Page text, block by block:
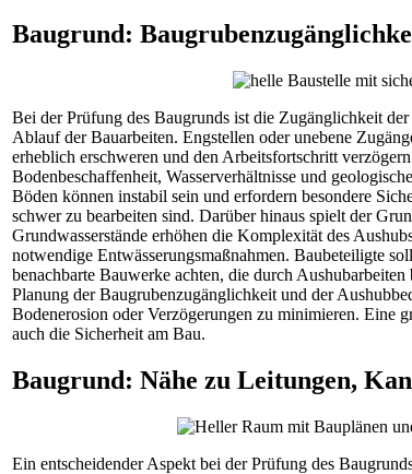
Baugrund:
Bei der Prüfung des Baugrunds ist die Zugänglichkeit
Ablauf der Bauarbeiten. Engstellen oder unebene
erheblich erschweren und den Arbeitsfortschritt
Bodenbeschaffenheit, Wasserverhältnisse und
Böden können instabil sein und erfordern besondere
schwer zu bearbeiten sind. Darüber hinaus spielt der
Grundwasserstände erhöhen die Komplexität des
notwendige Entwässerungsmaßnahmen. Baubeteiligte
benachbarte Bauwerke achten, die durch
Planung der Baugrubenzugänglichkeit und der
Bodenerosion oder Verzögerungen zu minimieren. Eine
auch die Sicherheit am Bau.
Baugrund: Nähe zu Leitungen,
Ein entscheidender Aspekt bei der Prüfung des